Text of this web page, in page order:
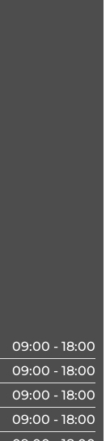
09:00 - 18:00
09:00 - 18:00
09:00 - 18:00
09:00 - 18:00